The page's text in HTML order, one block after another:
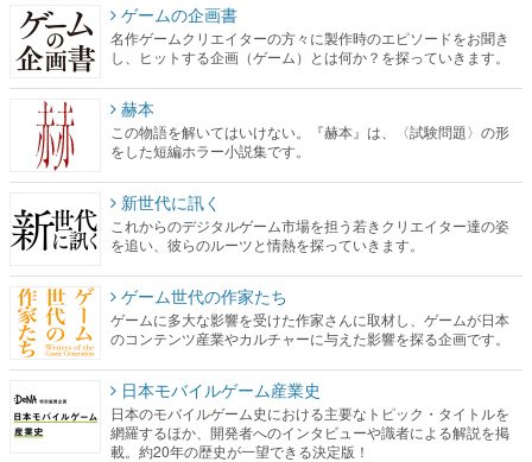
ゲームの企画書
名作ゲームクリエイターの方々に製作時のエピソードをお聞き
し、ヒットする企画（ゲーム）とは何か？を探っていきます。
赫本
この物語を解いてはいけない。『赫本』は、〈試験問題〉の形
をした短編ホラー小説集です。
新世代に訊く
これからのデジタルゲーム市場を担う若きクリエイター達の姿
を追い、彼らのルーツと情熱を探っていきます。
ゲーム世代の作家たち
ゲームに多大な影響を受けた作家さんに取材し、ゲームが日本
のコンテンツ産業やカルチャーに与えた影響を探る企画です。
日本モバイルゲーム産業史
日本のモバイルゲーム史における主要なトピック・タイトルを
網羅するほか、開発者へのインタビューや識者による解説を掲
載。約20年の歴史が一望できる決定版！